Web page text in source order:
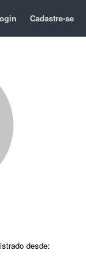
Cadastre-se
desde: